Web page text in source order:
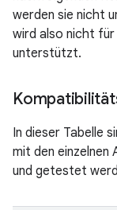
werden sie nicht
wird also nicht
unterstützt.
In dieser Tabelle
mit den
und getestet